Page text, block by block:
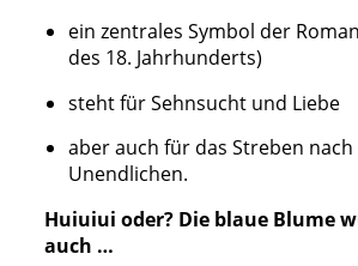
ein zentrales Symbol der
des 18. Jahrhunderts)
steht für Sehnsucht und Liebe
aber auch für das Streben nach
Unendlichen.
Huiuiui oder? Die blaue Blume
auch …